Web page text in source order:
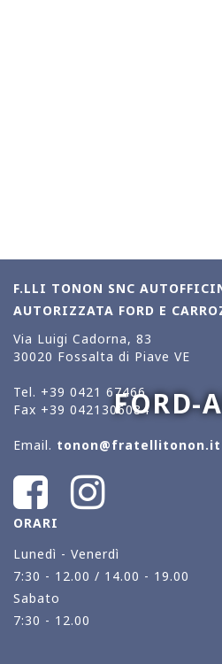
FORD-
F.LLI TONON SNC
AUTORIZZATA FORD E
Via Luigi Cadorna, 83
30020 Fossalta di Piave VE
Tel. +39 0421 67466
Fax +39 0421306084
Email. tonon@fratellitonon.it
ORARI
Lunedì - Venerdì
7:30 - 12.00 / 14.00 - 19.00
Sabato
7:30 - 12.00